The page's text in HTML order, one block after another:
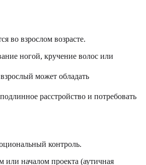
во взрослом возрасте.
ногой, кручение волос или
может обладать
расстройство и потребовать
контроль.
началом проекта (аутичная